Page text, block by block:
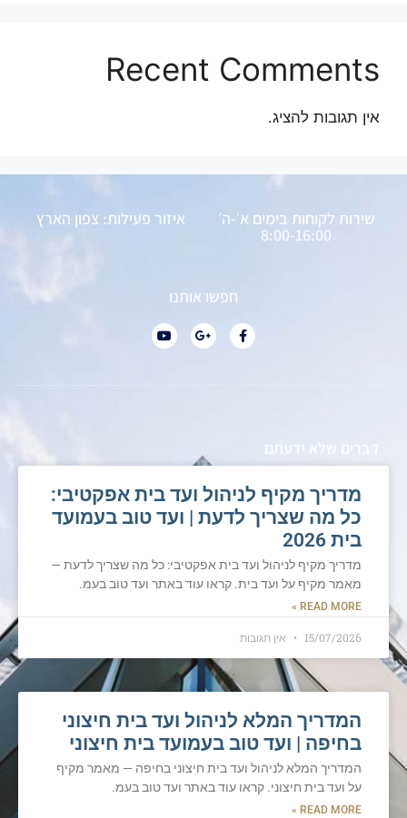
Recent Comments
אין תגובות להציג.
שירות לקוחות בימים א׳-ה׳
8:00-16:00
איזור פעילות: צפון הארץ
חפשו אותנו
דברים שלא ידעתם
מדריך מקיף לניהול ועד בית אפקטיבי:
כל מה שצריך לדעת | ועד טוב בעמועד
בית 2026
מדריך מקיף לניהול ועד בית אפקטיבי: כל מה שצריך לדעת —
מאמר מקיף על ועד בית. קראו עוד באתר ועד טוב בעמ.
READ MORE »
15/07/2026 אין תגובות
המדריך המלא לניהול ועד בית חיצוני
בחיפה | ועד טוב בעמועד בית חיצוני
המדריך המלא לניהול ועד בית חיצוני בחיפה — מאמר מקיף
על ועד בית חיצוני. קראו עוד באתר ועד טוב בעמ.
READ MORE »